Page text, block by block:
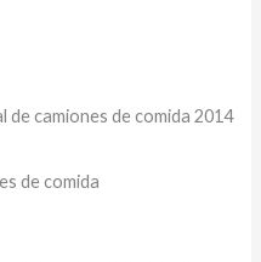
camiones de comida 2014
de comida